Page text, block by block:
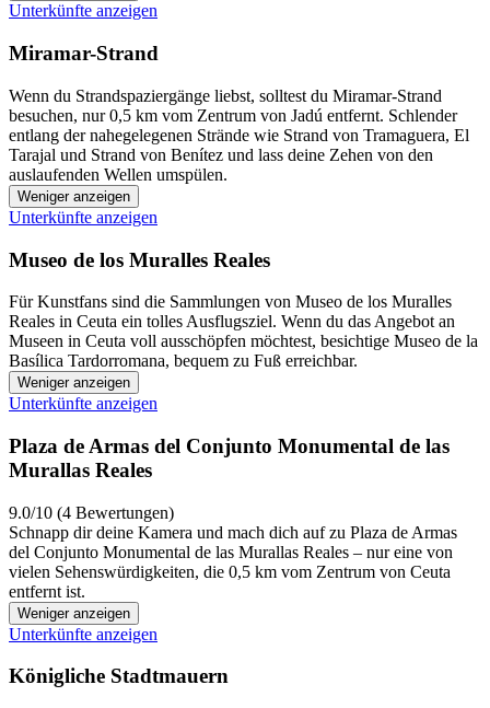
Unterkünfte anzeigen
Miramar-Strand
Wenn du Strandspaziergänge liebst, solltest du Miramar-Strand
besuchen, nur 0,5 km vom Zentrum von Jadú entfernt. Schlender
entlang der nahegelegenen Strände wie Strand von Tramaguera, El
Tarajal und Strand von Benítez und lass deine Zehen von den
auslaufenden Wellen umspülen.
Weniger anzeigen
Unterkünfte anzeigen
Museo de los Muralles Reales
Für Kunstfans sind die Sammlungen von Museo de los Muralles
Reales in Ceuta ein tolles Ausflugsziel. Wenn du das Angebot an
Museen in Ceuta voll ausschöpfen möchtest, besichtige Museo de la
Basílica Tardorromana, bequem zu Fuß erreichbar.
Weniger anzeigen
Unterkünfte anzeigen
Plaza de Armas del Conjunto Monumental de las
Murallas Reales
9.0/10 (4 Bewertungen)
Schnapp dir deine Kamera und mach dich auf zu Plaza de Armas
del Conjunto Monumental de las Murallas Reales – nur eine von
vielen Sehenswürdigkeiten, die 0,5 km vom Zentrum von Ceuta
entfernt ist.
Weniger anzeigen
Unterkünfte anzeigen
Königliche Stadtmauern